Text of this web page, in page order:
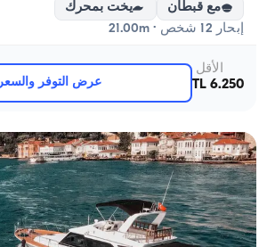
مع قبطان
يخت بمحرك
إبحار 12 شخص · 21.00m
الأقل
6.250 TL
عرض التوفر والسعر